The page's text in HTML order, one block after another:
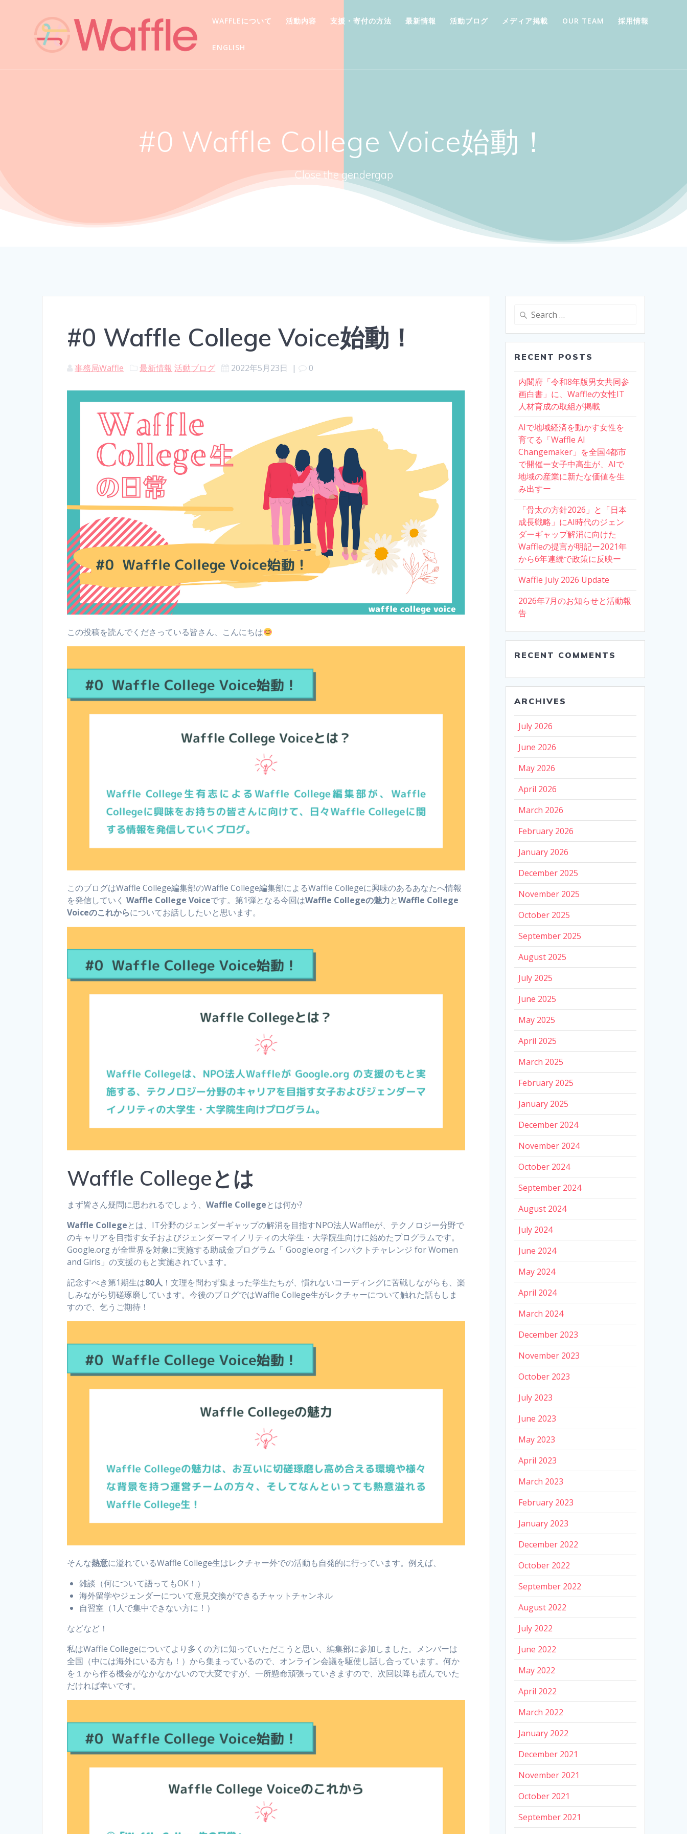
WAFFLEについて 活動内容 支援・寄付の方法 最新情報 活動ブログ メディア掲載 OUR TEAM 採用情報
ENGLISH
#0 Waffle College Voice始動！
Close the gendergap
#0 Waffle College Voice始動！
事務局Waffle 最新情報 活動ブログ 2022年5月23日 | 0
この投稿を読んでくださっている皆さん、こんにちは
このブログはWaffle College編集部のWaffle College編集部によるWaffle Collegeに興味のあるあなたへ情報
を発信していくWaffle College Voiceです。第1弾となる今回はWaffle Collegeの魅力とWaffle College
Voiceのこれからについてお話ししたいと思います。
Waffle Collegeとは
まず皆さん疑問に思われるでしょう、Waffle Collegeとは何か?
Waffle Collegeとは、IT分野のジェンダーギャップの解消を目指すNPO法人Waffleが、テクノロジー分野で
のキャリアを目指す女子およびジェンダーマイノリティの大学生・大学院生向けに始めたプログラムです。
Google.org が全世界を対象に実施する助成金プログラム「 Google.org インパクトチャレンジ for Women
and Girls」の支援のもと実施されています。
記念すべき第1期生は80人 ！文理を問わず集まった学生たちが、慣れないコーディングに苦戦しながらも、楽
しみながら切磋琢磨しています。今後のブログではWaffle College生がレクチャーについて触れた話もしま
すので、乞うご期待！
そんな熱意に溢れているWaffle College生はレクチャー外での活動も自発的に行っています。例えば、
雑談（何について語ってもOK！）
海外留学やジェンダーについて意見交換ができるチャットチャンネル
自習室（1人で集中できない方に！）
などなど！
私はWaffle Collegeについてより多くの方に知っていただこうと思い、編集部に参加しました。メンバーは
全国（中には海外にいる方も！）から集まっているので、オンライン会議を駆使し話し合っています。何か
を１から作る機会がなかなかないので大変ですが、一所懸命頑張っていきますので、次回以降も読んでいた
だければ幸いです。
Search
RECENT POSTS
内閣府「令和8年版男女共同参
画白書」に、Waffleの女性IT
人材育成の取組が掲載
AIで地域経済を動かす女性を
育てる「Waffle AI
Changemaker」を全国4都市
で開催ー女子中高生が、AIで
地域の産業に新たな価値を生
み出すー
「骨太の方針2026」と「日本
成長戦略」にAI時代のジェン
ダーギャップ解消に向けた
Waffleの提言が明記ー2021年
から6年連続で政策に反映ー
Waffle July 2026 Update
2026年7月のお知らせと活動報
告
RECENT COMMENTS
ARCHIVES
July 2026
June 2026
May 2026
April 2026
March 2026
February 2026
January 2026
December 2025
November 2025
October 2025
September 2025
August 2025
July 2025
June 2025
May 2025
April 2025
March 2025
February 2025
January 2025
December 2024
November 2024
October 2024
September 2024
August 2024
July 2024
June 2024
May 2024
April 2024
March 2024
December 2023
November 2023
October 2023
July 2023
June 2023
May 2023
April 2023
March 2023
February 2023
January 2023
December 2022
October 2022
September 2022
August 2022
July 2022
June 2022
May 2022
April 2022
March 2022
January 2022
December 2021
November 2021
October 2021
September 2021